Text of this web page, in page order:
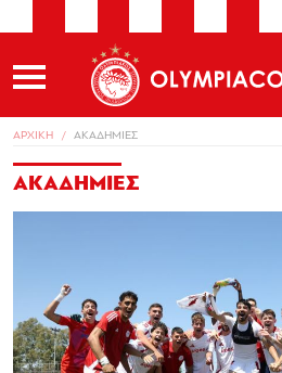
ΑΡΧΙΚΗ ΑΚΑΔΗΜΙΕΣ
ΑΚΑΔΗΜΙΕΣ